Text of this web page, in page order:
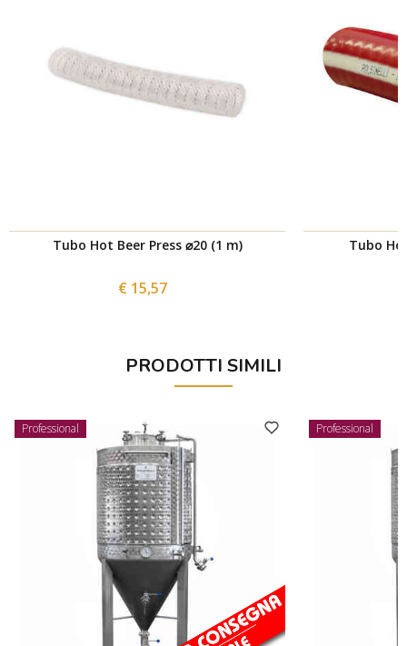
Tubo Hot Beer Press ⌀20 (1 m)
€ 15,57
Tubo
PRODOTTI SIMILI
Professional Professional